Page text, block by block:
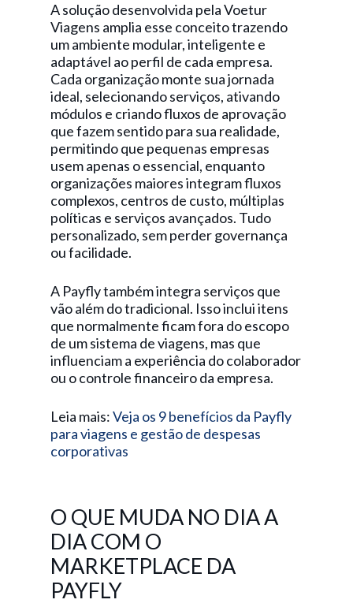
A solução desenvolvida pela Voetur
Viagens amplia esse conceito trazendo
um ambiente modular, inteligente e
adaptável ao perfil de cada empresa.
Cada organização monte sua jornada
ideal, selecionando serviços, ativando
módulos e criando fluxos de aprovação
que fazem sentido para sua realidade,
permitindo que pequenas empresas
usem apenas o essencial, enquanto
organizações maiores integram fluxos
complexos, centros de custo, múltiplas
políticas e serviços avançados. Tudo
personalizado, sem perder governança
ou facilidade.
A Payfly também integra serviços que
vão além do tradicional. Isso inclui itens
que normalmente ficam fora do escopo
de um sistema de viagens, mas que
influenciam a experiência do colaborador
ou o controle financeiro da empresa.
Leia mais:Veja os 9 benefícios da Payfly
para viagens e gestão de despesas
corporativas
O QUE MUDA NO DIA A
DIA COM O
MARKETPLACE DA
PAYFLY